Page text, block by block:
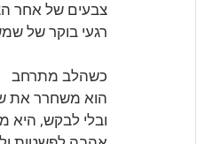
צבעים של אחר
רגעי בוקר של
כשהלב מתרחב
הוא משחרר את
ובלי לבקש, היא